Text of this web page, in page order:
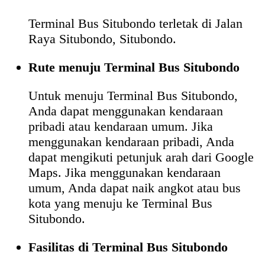
Terminal Bus Situbondo terletak di Jalan
Raya Situbondo, Situbondo.
Rute menuju Terminal Bus Situbondo
Untuk menuju Terminal Bus Situbondo,
Anda dapat menggunakan kendaraan
pribadi atau kendaraan umum. Jika
menggunakan kendaraan pribadi, Anda
dapat mengikuti petunjuk arah dari Google
Maps. Jika menggunakan kendaraan
umum, Anda dapat naik angkot atau bus
kota yang menuju ke Terminal Bus
Situbondo.
Fasilitas di Terminal Bus Situbondo